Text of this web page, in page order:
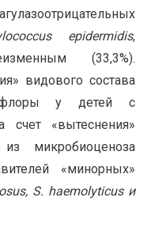
epidermidis,
(33,3%).
видового состава
флоры у детей с
счет «вытеснения»
микробиоценоза
«минорных»
, S. haemolyticusи